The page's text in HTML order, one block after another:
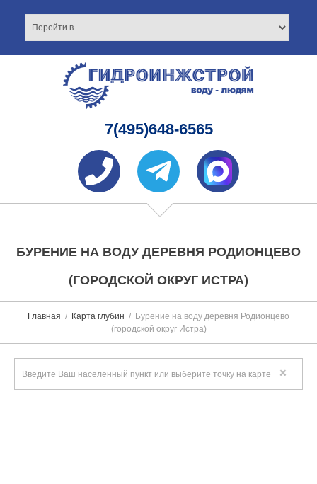
7(495)648-6565
БУРЕНИЕ НА ВОДУ ДЕРЕВНЯ РОДИОНЦЕВО
(ГОРОДСКОЙ ОКРУГ ИСТРА)
Главная Карта глубин
Бурение на воду деревня Родионцево
(городской округ Истра)